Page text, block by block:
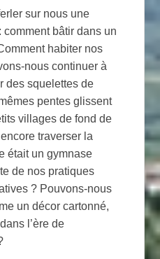
sur nous une
bâtir dans un
habiter nos
nous continuer à
des squelettes de
pentes glissent
villages de fond de
traverser la
était un gymnase
de nos pratiques
? Pouvons-nous
un décor cartonné,
l’ère de